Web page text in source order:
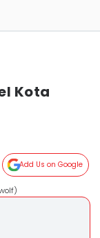
Kota
Add Us on Google